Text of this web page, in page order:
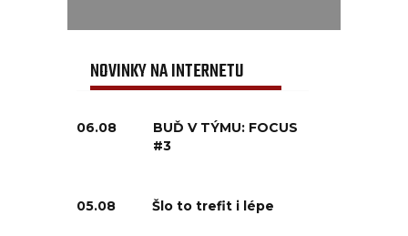
NOVINKY NA INTERNETU
06.08
BUĎ V TÝMU: FOCUS
#3
05.08 Šlo to trefit i lépe